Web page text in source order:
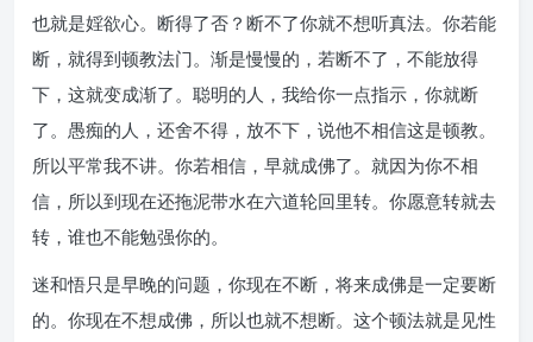
也就是婬欲心。断得了否？断不了你就不想听真法。你若能
断，就得到顿教法门。渐是慢慢的，若断不了，不能放得
下，这就变成渐了。聪明的人，我给你一点指示，你就断
了。愚痴的人，还舍不得，放不下，说他不相信这是顿教。
所以平常我不讲。你若相信，早就成佛了。就因为你不相
信，所以到现在还拖泥带水在六道轮回里转。你愿意转就去
转，谁也不能勉强你的。
迷和悟只是早晚的问题，你现在不断，将来成佛是一定要断
的。你现在不想成佛，所以也就不想断。这个顿法就是见性